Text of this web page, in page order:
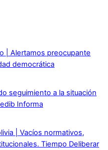
| Alertamos preocupante
democrática
seguimiento a la situación
Informa
| Vacíos normativos,
Tiempo Deliberar